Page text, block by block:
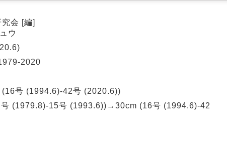
会 [編]
ウ
2020
(16号 (1994.6)-42号 (2020.6))
号 (1979.8)-15号 (1993.6))→30cm (16号 (1994.6)-42